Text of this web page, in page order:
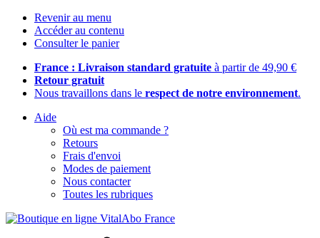
Revenir au menu
Accéder au contenu
Consulter le panier
France : Livraison standard gratuite à partir de 49,90 €
Retour gratuit
Nous travaillons dans le respect de notre environnement.
Aide
Où est ma commande ?
Retours
Frais d'envoi
Modes de paiement
Nous contacter
Toutes les rubriques